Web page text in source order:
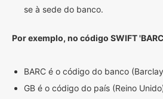
se à sede do banco.
Por exemplo, no código SWIFT
BARC é o código do banco
GB é o código do país (Reino